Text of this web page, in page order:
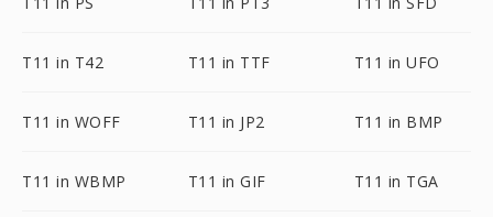
T11 in T42 T11 in TTF T11 in UFO
T11 in WOFF T11 in JP2 T11 in BMP
T11 in WBMP T11 in GIF T11 in TGA